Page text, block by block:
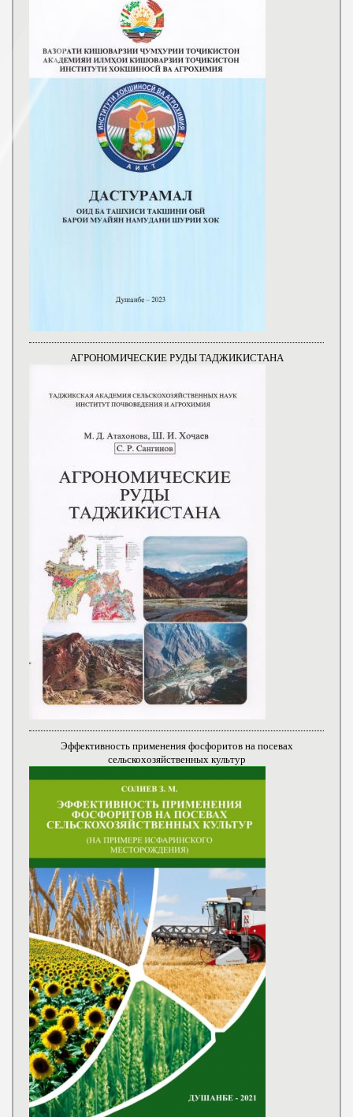
АГРОНОМИЧЕСКИЕ РУДЫ ТАДЖИКИСТАНА
Эффективность применения фосфоритов на посевах
сельскохозяйственных культур